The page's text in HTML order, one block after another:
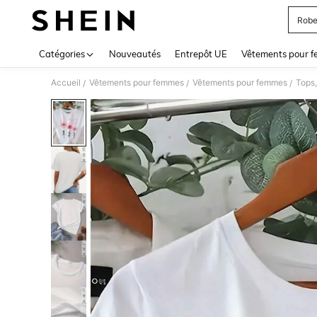
Catégories Nouveautés Entrepôt UE Vêtements pour
Accueil / Vêtements pour femmes / Vêtements pour femmes /